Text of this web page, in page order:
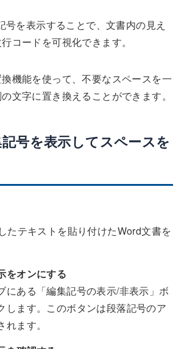
号を表示することで、文書内の見え
コードを可視化できます。
機能を使って、不要なスペースを一
文字に置き換えることができます。
号を表示してスペースを
たテキストを貼り付けたWord文書を
をオンにする
にある「編集記号の表示/非表示」ボ
します。このボタンは段落記号のア
ます。